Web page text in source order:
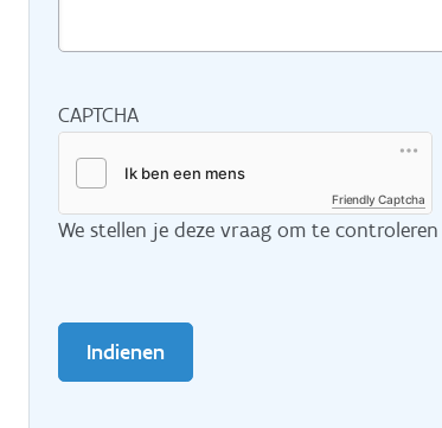
CAPTCHA
Friendly Captcha
We stellen je deze vraag om te
Indienen